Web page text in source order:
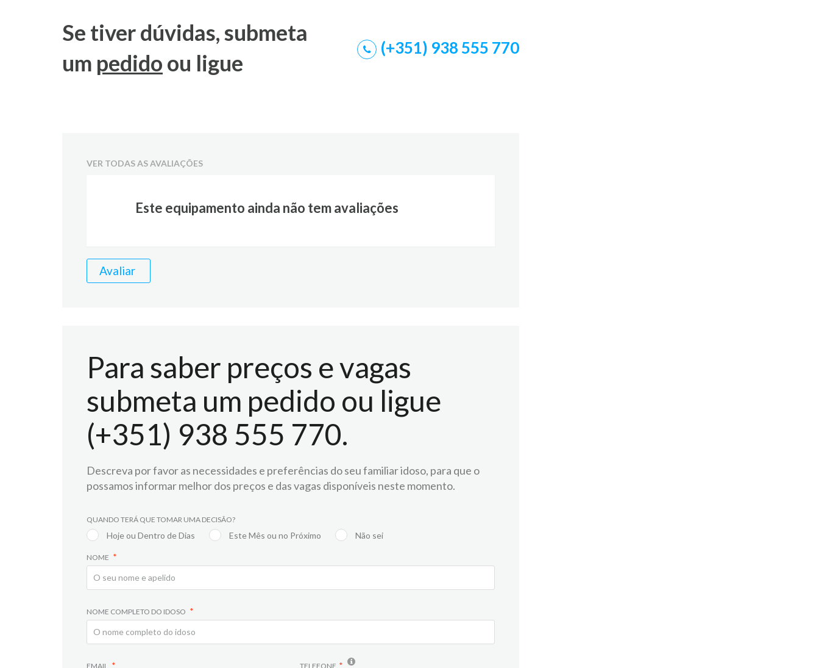
Se tiver dúvidas, submeta
um pedido ou ligue
(+351) 938 555 770
VER TODAS AS AVALIAÇÕES
Este equipamento ainda não tem avaliações
Avaliar
Para saber preços e vagas
submeta um pedido ou ligue
(+351) 938 555 770.
Descreva por favor as necessidades e preferências do seu familiar idoso, para que o
possamos informar melhor dos preços e das vagas disponíveis neste momento.
QUANDO TERÁ QUE TOMAR UMA DECISÃO?
Hoje ou Dentro de Dias Este Mês ou no Próximo Não sei
NOME
NOME COMPLETO DO IDOSO
EMAIL TELEFONE